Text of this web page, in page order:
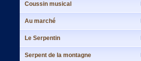
Coussin musical
Au marché
Le Serpentin
Serpent de la montagne